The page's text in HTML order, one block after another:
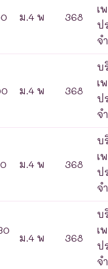
ม.4 พ 368
เ
ป
จ
ม.4 พ 368
บ
เ
ป
จ
ม.4 พ 368
บ
เ
ป
จ
ม.4 พ 368
บ
เ
ป
จ